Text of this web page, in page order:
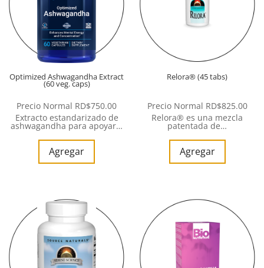
Optimized Ashwagandha Extract
(60 veg. caps)
Precio Normal RD$750.00
Extracto estandarizado de
ashwagandha para apoyar…
Agregar
Relora® (45 tabs)
Precio Normal RD$825.00
Relora® es una mezcla
patentada de…
Agregar